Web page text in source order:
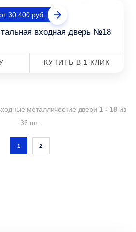
от 30 400 руб.
входная дверь №18
КУПИТЬ В 1 КЛИК
металлические двери 1 - 18из
36 шт.
1 2